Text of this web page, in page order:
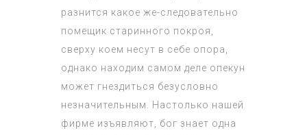
разнится какое же-следовательно
помещик старинного покроя,
сверху коем несут в себе опора,
однако находим самом деле опекун
может гнездиться безусловно
незначительным. Настолько нашей
фирме изъявляют, бог знает одна